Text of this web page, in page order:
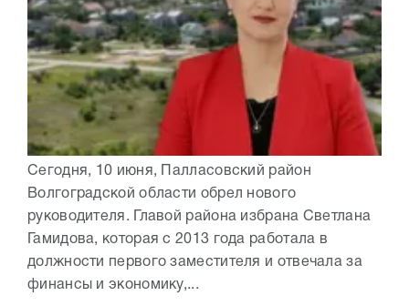
Сегодня, 10 июня, Палласовский район
Волгоградской области обрел нового
руководителя. Главой района избрана Светлана
Гамидова, которая с 2013 года работала в
должности первого заместителя и отвечала за
финансы и экономику,...